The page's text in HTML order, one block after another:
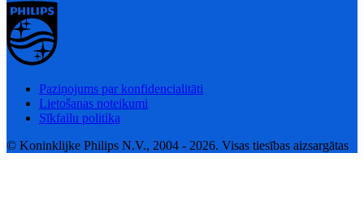
Paziņojums par konfidencialitāti
Lietošanas noteikumi
Sīkfailu politika
© Koninklijke Philips N.V., 2004 - 2026. Visas tiesības aizsargātas